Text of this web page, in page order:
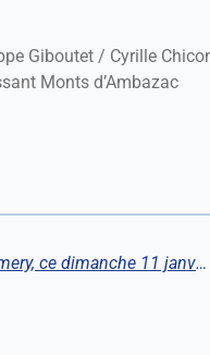
Giboutet / Cyrille
Monts d’Ambazac
Carton plein pour les filles en Desmery, ce dimanche 11 janvier